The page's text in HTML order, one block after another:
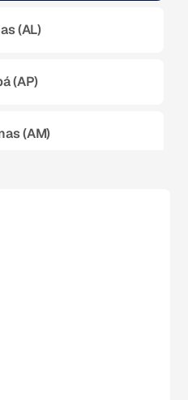
(AL)
(AP)
(AM)
(MA)